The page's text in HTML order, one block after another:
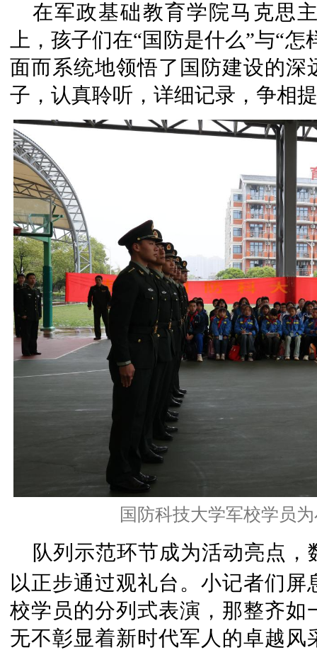
在军政基础教育学院马克思
上，孩子们在“国防是什么”与“
面而系统地领悟了国防建设的
子，认真聆听，详细记录，争相
国防科技大学军校学员
队列示范环节成为活动亮点，
以正步通过观礼台。小记者们
校学员的分列式表演，那整齐
无不彰显着新时代军人的卓越